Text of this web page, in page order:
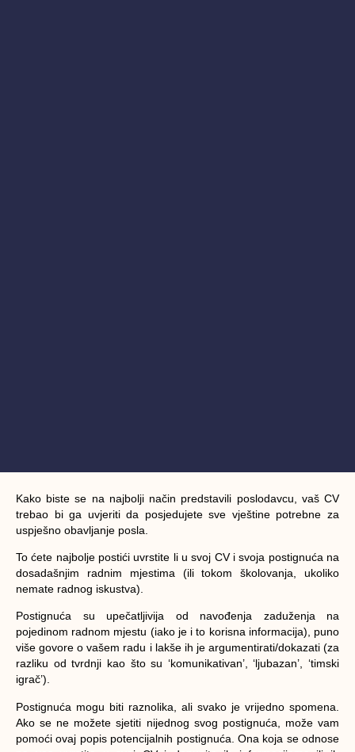
Kako biste se na najbolji način predstavili poslodavcu, vaš CV
trebao bi ga uvjeriti da posjedujete sve vještine potrebne za
uspješno obavljanje posla.
To ćete najbolje postići uvrstite li u svoj CV i svoja postignuća na
dosadašnjim radnim mjestima (ili tokom školovanja, ukoliko
nemate radnog iskustva).
Postignuća su upečatljivija od navođenja zaduženja na
pojedinom radnom mjestu (iako je i to korisna informacija), puno
više govore o vašem radu i lakše ih je argumentirati/dokazati (za
razliku od tvrdnji kao što su ‘komunikativan’, ‘ljubazan’, ‘timski
igrač’).
Postignuća mogu biti raznolika, ali svako je vrijedno spomena.
Ako se ne možete sjetiti nijednog svog postignuća, može vam
pomoći ovaj popis potencijalnih postignuća. Ona koja se odnose